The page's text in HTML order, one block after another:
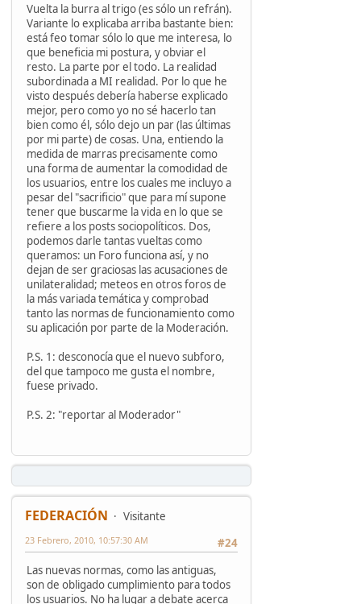
Vuelta la burra al trigo (es sólo un refrán).
Variante lo explicaba arriba bastante bien:
está feo tomar sólo lo que me interesa, lo
que beneficia mi postura, y obviar el
resto. La parte por el todo. La realidad
subordinada a MI realidad. Por lo que he
visto después debería haberse explicado
mejor, pero como yo no sé hacerlo tan
bien como él, sólo dejo un par (las últimas
por mi parte) de cosas. Una, entiendo la
medida de marras precisamente como
una forma de aumentar la comodidad de
los usuarios, entre los cuales me incluyo a
pesar del "sacrificio" que para mí supone
tener que buscarme la vida en lo que se
refiere a los posts sociopolíticos. Dos,
podemos darle tantas vueltas como
queramos: un Foro funciona así, y no
dejan de ser graciosas las acusaciones de
unilateralidad; meteos en otros foros de
la más variada temática y comprobad
tanto las normas de funcionamiento como
su aplicación por parte de la Moderación.
P.S. 1: desconocía que el nuevo subforo,
del que tampoco me gusta el nombre,
fuese privado.
P.S. 2: "reportar al Moderador"
FEDERACIÓN
Visitante
#24
23 Febrero, 2010, 10:57:30 AM
Las nuevas normas, como las antiguas,
son de obligado cumplimiento para todos
los usuarios. No ha lugar a debate acerca